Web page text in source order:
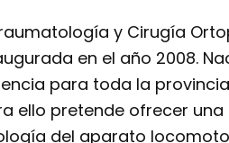
y Cirugía
en el año 2008.
para toda la
ello pretende ofrecer
del aparato